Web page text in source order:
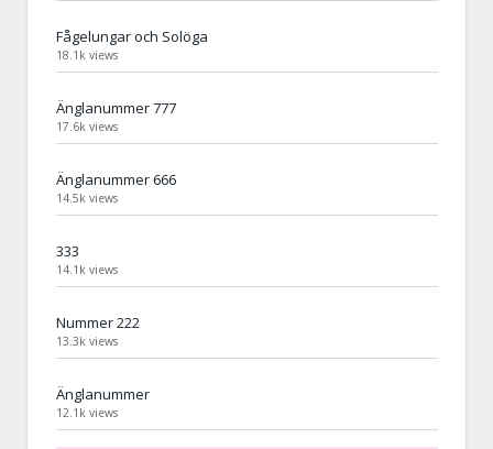
Fågelungar och Solöga
18.1k views
Änglanummer 777
17.6k views
Änglanummer 666
14.5k views
333
14.1k views
Nummer 222
13.3k views
Änglanummer
12.1k views